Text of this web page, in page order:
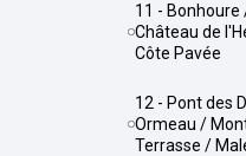
11 - Bonhoure / Guilheméry /
Château de
Côte Pavée
12 - Pont des Demoiselles /
Ormeau /
Terrasse /